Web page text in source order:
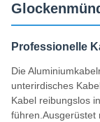
Professionelle
Die
unterirdisches
Kabel reibungslos
führen.Ausgerüstet